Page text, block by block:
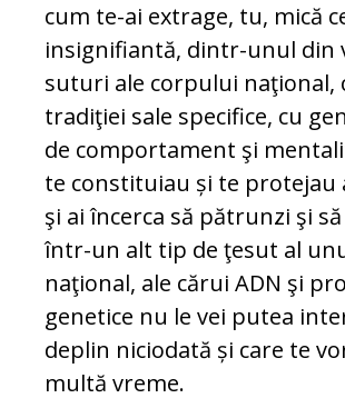
cum te-ai extrage, tu, mică
insignifiantă, dintr-unul din
suturi ale corpului naţional,
tradiţiei sale specifice, cu
de comportament şi
te constituiau și te protejau
şi ai în­cerca să pătrunzi şi
într-un alt tip de ţesut al
naţional, ale cărui ADN şi
genetice nu le vei putea
deplin niciodată și care te
multă vreme.